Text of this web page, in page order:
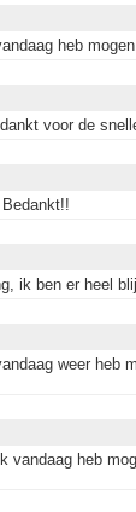
heb
voor de
ik ben er heel
weer
vandaag heb